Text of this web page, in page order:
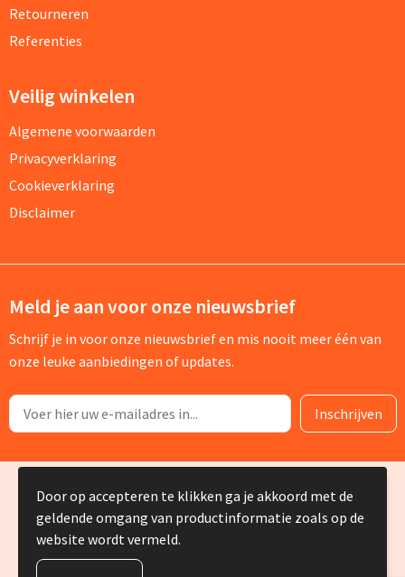
Retourneren
Referenties
Veilig winkelen
Algemene voorwaarden
Privacyverklaring
Cookieverklaring
Disclaimer
Meld je aan voor onze nieuwsbrief
Schrijf je in voor onze nieuwsbrief en mis nooit meer één van
onze leuke aanbiedingen of updates.
© Copyright Silvia Bruin reclame-advies 2025
Door op accepteren te klikken ga je akkoord met de
geldende omgang van productinformatie zoals op de
website wordt vermeld.